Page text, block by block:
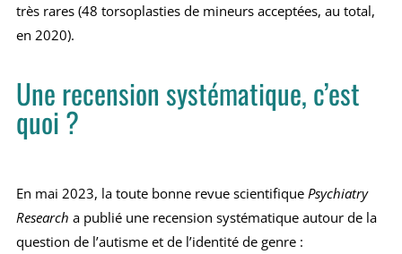
très rares (48 torsoplasties de mineurs acceptées, au total,
en 2020).
Une recension systématique, c’est
quoi ?
En mai 2023, la toute bonne revue scientifique Psychiatry
Researcha publié une recension systématique autour de la
question de l’autisme et de l’identité de genre :